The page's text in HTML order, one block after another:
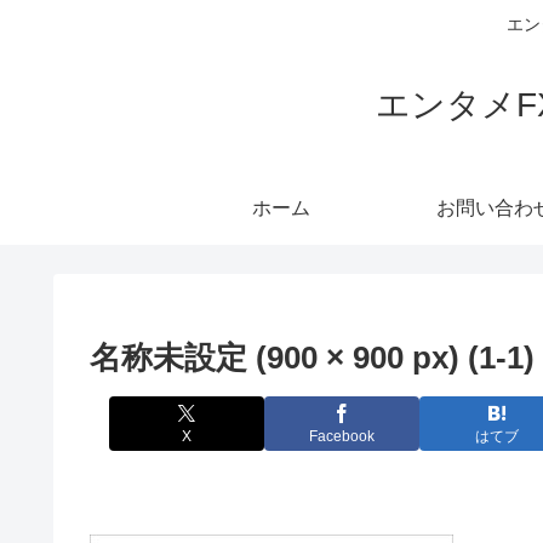
エ
エンタメ
ホーム お問い合わ
名称未設定 (900 × 900 px) (1-1)
X Facebook はてブ